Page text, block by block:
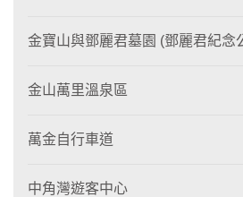
金寶山與鄧麗君墓園 (鄧麗君紀念
金山萬里溫泉區
萬金自行車道
中角灣遊客中心